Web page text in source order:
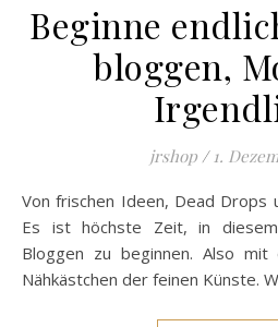
Beginne
bloggen,
jrshop / 1.
Von frischen Ideen, Dead Drops und Künstlerjahresgaben.
Es ist höchste Zeit, in
Bloggen zu beginnen. Also
Nähkästchen der feinen Künste.